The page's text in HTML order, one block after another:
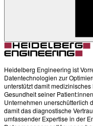
Heidelberg Engineering ist
Datentechnologien zur
unterstützt damit
Gesundheit seiner
Unternehmen unerschütterlich
damit das diagnostische
umfassender Expertise in der